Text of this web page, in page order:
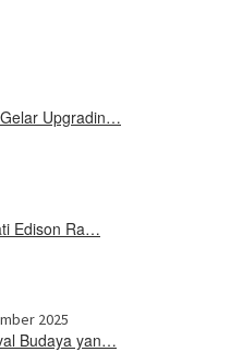
Upgradin…
Edison Ra…
2025
Budaya yan…